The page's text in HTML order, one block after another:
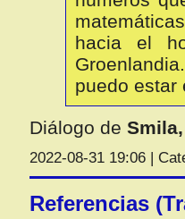
hacia el
puedo estar
Diálogo de
2022-08-31 19:06 |
Referencias